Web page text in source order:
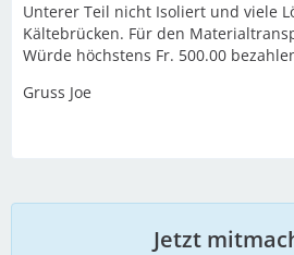
Unterer Teil nicht Isoliert und viele
Kältebrücken. Für den
Würde höchstens Fr. 500.00
Gruss Joe
Jetzt